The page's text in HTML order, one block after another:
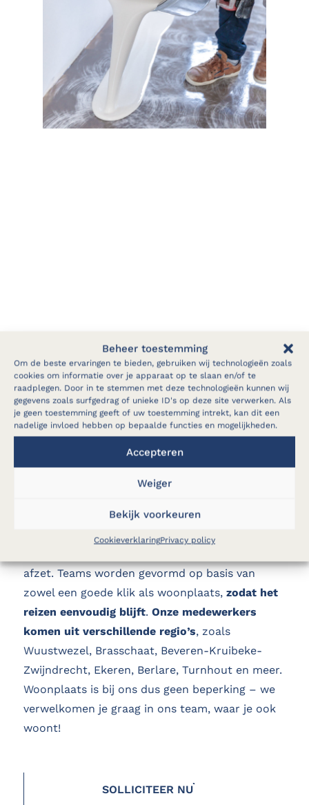
Beheer toestemming
Om de beste ervaringen te bieden, gebruiken wij technologieën zoals
cookies om informatie over je apparaat op te slaan en/of te
raadplegen. Door in te stemmen met deze technologieën kunnen wij
gegevens zoals surfgedrag of unieke ID's op deze site verwerken. Als
je geen toestemming geeft of uw toestemming intrekt, kan dit een
nadelige invloed hebben op bepaalde functies en mogelijkheden.
Accepteren
Weiger
Bekijk voorkeuren
CookieverklaringPrivacy policy
Werken bij ABBI – Flexibiliteit
dichtbij huis!
Hoewel ons magazijn zich in Niel bevindt, voert
ABBI Industrie projecten uit overheel
Vlaanderenen zelfs daarbuiten.Woon je niet in
Geen probleem! Onze
arbeiders hoeven namelijk niet dagelijks naar
twee collega’s krijgteen eigen camionette,
waardoor jullie zelf afspraken maken over wie
afzet. Teams worden gevormd op basis van
zowel een goede klik als woonplaats, zodat het
reizen eenvoudig blijft. Onze medewerkers
komen uit verschillende regio’s, zoals
Wuustwezel, Brasschaat, Beveren-Kruibeke-
Zwijndrecht, Ekeren, Berlare, Turnhout en meer.
Woonplaats is bij ons dus geen beperking – we
verwelkomen je graag in ons team, waar je ook
woont!
SOLLICITEER NU